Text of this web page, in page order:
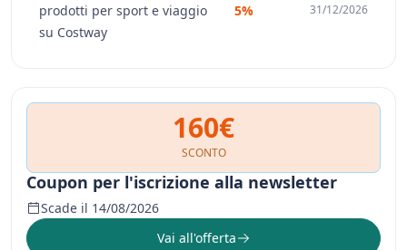
prodotti per sport e viaggio
su Costway
5% 31/12/2026
160€
SCONTO
Coupon per l'iscrizione alla newsletter
Scade il 14/08/2026
Vai all'offerta